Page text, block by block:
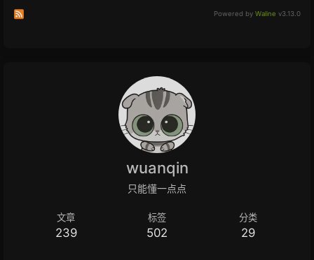
Subscribe to comments of this site
Powered by Waline v3.13.0
wuanqin
只能懂一点点
文章
239
标签
502
分类
29